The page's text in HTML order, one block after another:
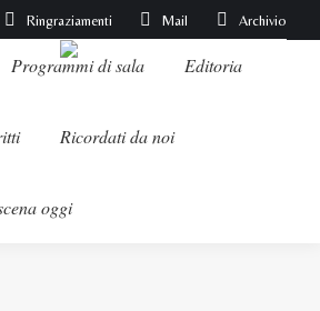
Ringraziamenti Mail Archivio
Programmi di sala Editoria
Ricordati da noi
oggi